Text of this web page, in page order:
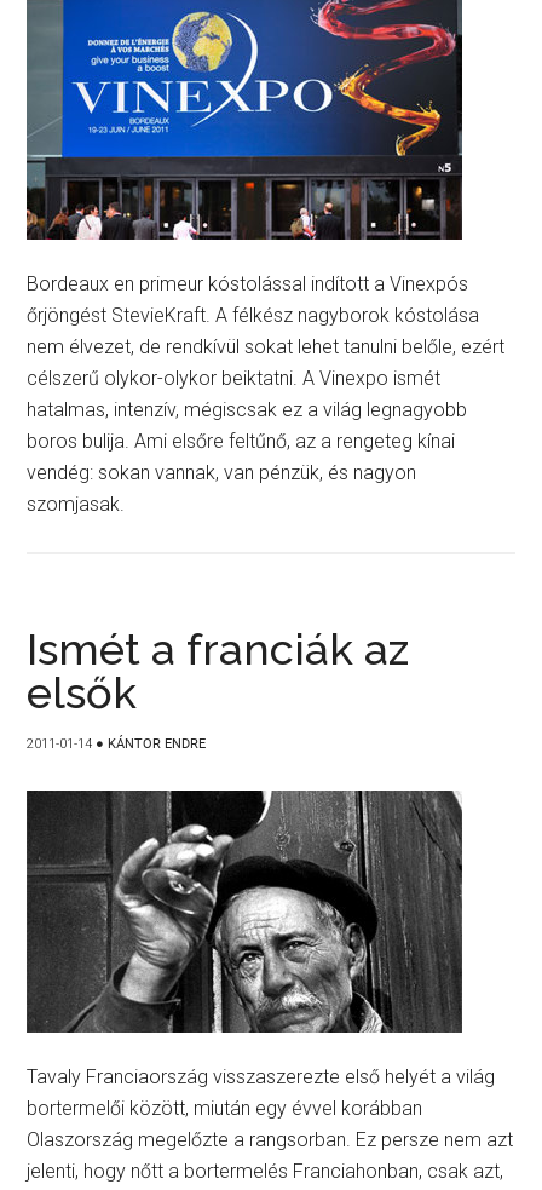
Bordeaux en primeur kóstolással indított a Vinexpós
őrjöngést StevieKraft. A félkész nagyborok kóstolása
nem élvezet, de rendkívül sokat lehet tanulni belőle, ezért
célszerű olykor-olykor beiktatni. A Vinexpo ismét
hatalmas, intenzív, mégiscsak ez a világ legnagyobb
boros bulija. Ami elsőre feltűnő, az a rengeteg kínai
vendég: sokan vannak, van pénzük, és nagyon
szomjasak.
Ismét a franciák az
elsők
2011-01-14 ● KÁNTOR ENDRE
Tavaly Franciaország visszaszerezte első helyét a világ
bortermelői között, miután egy évvel korábban
Olaszország megelőzte a rangsorban. Ez persze nem azt
jelenti, hogy nőtt a bortermelés Franciahonban, csak azt,